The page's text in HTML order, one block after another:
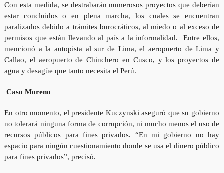
Con esta medida, se destrabarán numerosos proyectos que deberían
estar concluidos o en plena marcha, los cuales se encuentran
paralizados debido a trámites burocráticos, al miedo o al exceso de
permisos que están llevando al país a la informalidad. Entre ellos,
mencionó a la autopista al sur de Lima, el aeropuerto de Lima y
Callao, el aeropuerto de Chinchero en Cusco, y los proyectos de
agua y desagüe que tanto necesita el Perú.
Caso Moreno
En otro momento, el presidente Kuczynski aseguró que su gobierno
no tolerará ninguna forma de corrupción, ni mucho menos el uso de
recursos públicos para fines privados. “En mi gobierno no hay
espacio para ningún cuestionamiento donde se usa el dinero público
para fines privados”, precisó.